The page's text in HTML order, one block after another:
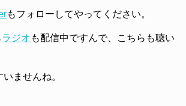
もフォローしてやってください。
ラジオ も配信中ですんで、こちらも聴い
ませんね。